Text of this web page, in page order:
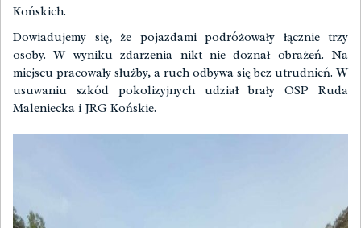
Końskich.
Dowiadujemy się, że pojazdami podróżowały łącznie trzy
osoby. W wyniku zdarzenia nikt nie doznał obrażeń. Na
miejscu pracowały służby, a ruch odbywa się bez utrudnień. W
usuwaniu szkód pokolizyjnych udział brały OSP Ruda
Maleniecka i JRG Końskie.